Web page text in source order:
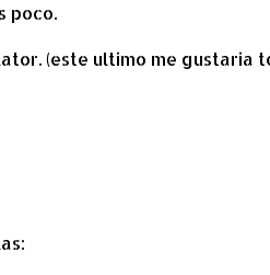
poco.
(este ultimo me gustaria